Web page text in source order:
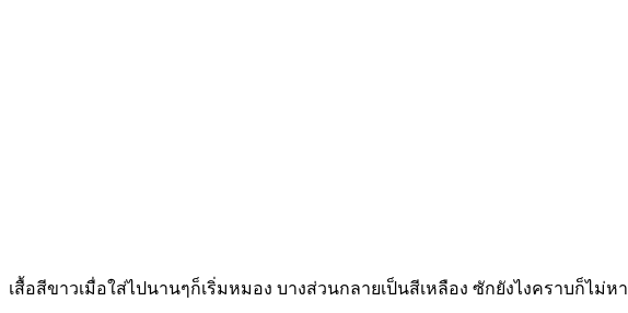
เสื้อสีขาวเมื่อใส่ไปนานๆก็เริ่มหมอง บางส่วนกลายเป็นสีเหลือง ซักยังไงคราบก็ไม่